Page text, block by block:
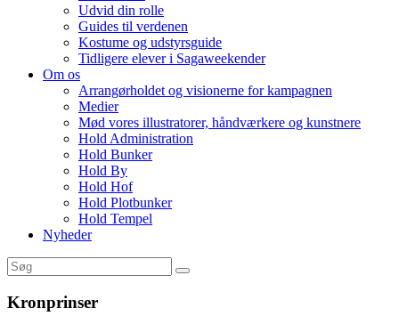
Udvid din rolle
Guides til verdenen
Kostume og udstyrsguide
Tidligere elever i Sagaweekender
Om os
Arrangørholdet og visionerne for kampagnen
Medier
Mød vores illustratorer, håndværkere og kunstnere
Hold Administration
Hold Bunker
Hold By
Hold Hof
Hold Plotbunker
Hold Tempel
Nyheder
Kronprinser